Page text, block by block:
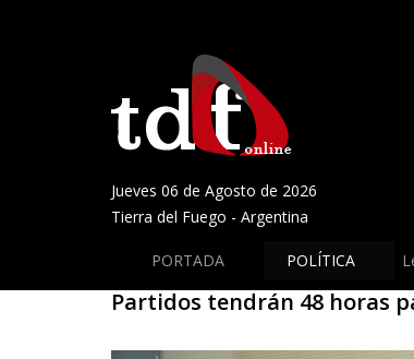
Jueves 06 de Agosto de 2026
Tierra del Fuego - Argentina
PORTADA POLÍTICA
Partidos tendrán 48 horas